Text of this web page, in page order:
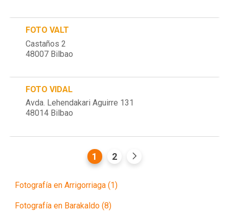
FOTO VALT
Castaños 2
48007 Bilbao
FOTO VIDAL
Avda. Lehendakari Aguirre 131
48014 Bilbao
1 2
Fotografía en Arrigorriaga (1)
Fotografía en Barakaldo (8)